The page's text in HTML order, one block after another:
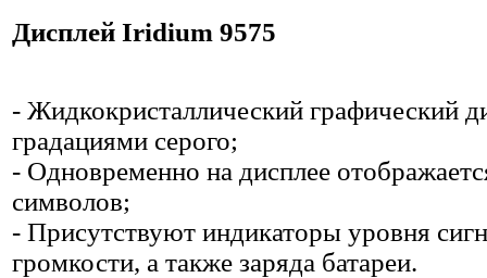
Дисплей Iridium 9575
- Жидкокристаллический графический
градациями серого;
- Одновременно на дисплее
символов;
- Присутствуют индикаторы уровня
громкости, а также заряда батареи.